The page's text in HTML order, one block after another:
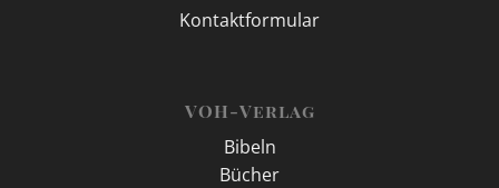
Kontaktformular
VOH-Verlag
Bibeln
Bücher